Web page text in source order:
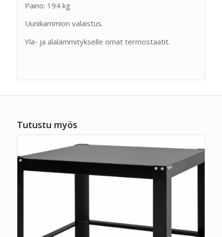
Paino: 194 kg
Uunikammion valaistus.
Ylä- ja alalämmitykselle omat termostaatit.
Tutustu myös